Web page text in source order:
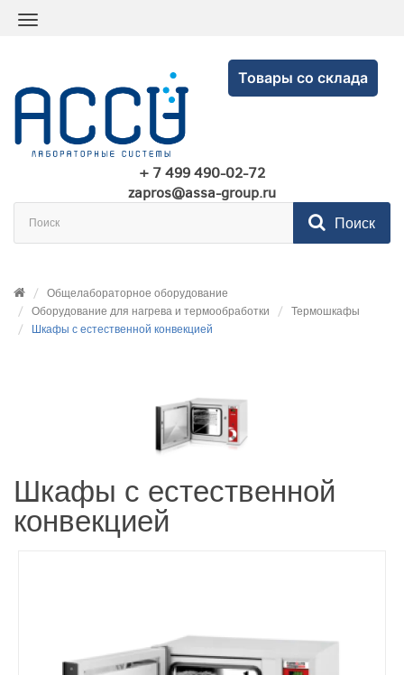
Товары со склада
+ 7 499 490-02-72
zapros@assa-group.ru
Поиск
Общелабораторное оборудование
Оборудование для нагрева и термообработки
Термошкафы
Шкафы с естественной конвекцией
Шкафы с естественной
конвекцией